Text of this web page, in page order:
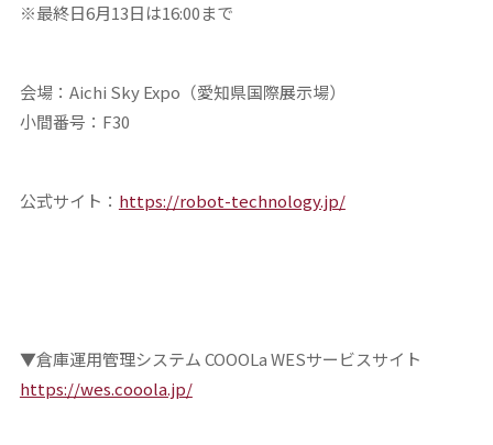
※最終日6月13日は16:00まで
会場：Aichi Sky Expo（愛知県国際展示場）
小間番号：F30
公式サイト： https://robot-technology.jp/
▼倉庫運用管理システム COOOLa WESサービスサイト
https://wes.cooola.jp/